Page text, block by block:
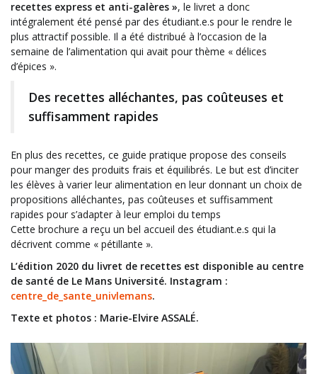
recettes express et anti-galères », le livret a donc
intégralement été pensé par des étudiant.e.s pour le rendre le
plus attractif possible. Il a été distribué à l’occasion de la
semaine de l’alimentation qui avait pour thème « délices
d’épices ».
Des recettes alléchantes, pas coûteuses et
suffisamment rapides
En plus des recettes, ce guide pratique propose des conseils
pour manger des produits frais et équilibrés. Le but est d’inciter
les élèves à varier leur alimentation en leur donnant un choix de
propositions alléchantes, pas coûteuses et suffisamment
rapides pour s’adapter à leur emploi du temps
Cette brochure a reçu un bel accueil des étudiant.e.s qui la
décrivent comme « pétillante ».
L’édition 2020 du livret de recettes est disponible au centre
de santé de Le Mans Université. Instagram :
centre_de_sante_univlemans.
Texte et photos : Marie-Elvire ASSALÉ.